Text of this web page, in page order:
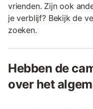
vrienden. Zijn ook
je verblijf? Bekijk de
zoeken.
Hebben de
over het